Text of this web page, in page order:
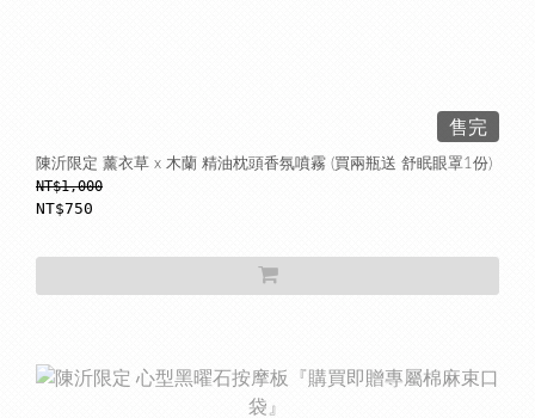
售完
陳沂限定 薰衣草 x 木蘭 精油枕頭香氛噴霧 (買兩瓶送 舒眠眼罩1份)
NT$1,000
NT$750